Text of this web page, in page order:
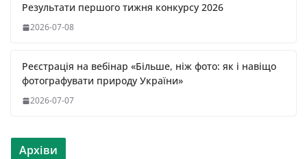
Результати першого тижня конкурсу 2026
2026-07-08
Реєстрація на вебінар «Більше, ніж фото: як і навіщо
фотографувати природу України»
2026-07-07
Архіви